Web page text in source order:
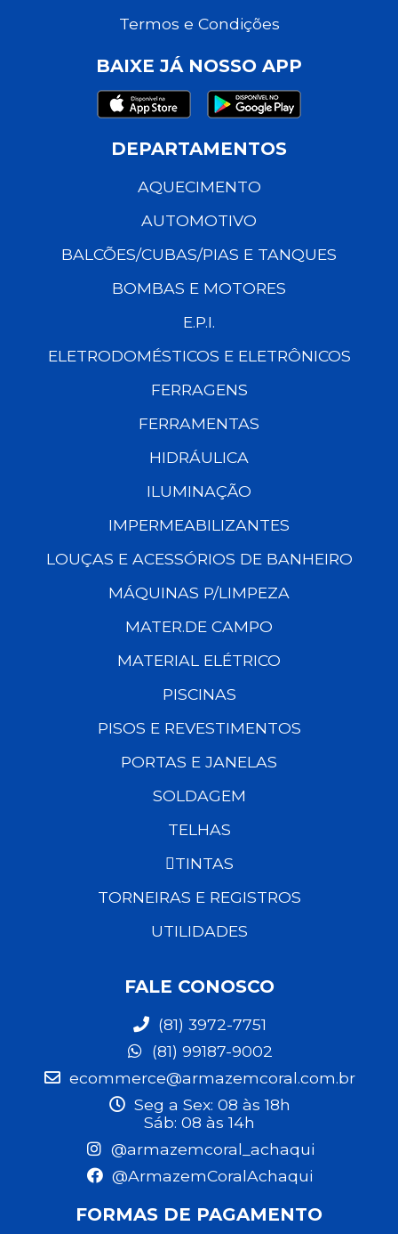
Termos e Condições
BAIXE JÁ NOSSO APP
DEPARTAMENTOS
AQUECIMENTO
AUTOMOTIVO
BALCÕES/CUBAS/PIAS E TANQUES
BOMBAS E MOTORES
E.P.I.
ELETRODOMÉSTICOS E ELETRÔNICOS
FERRAGENS
FERRAMENTAS
HIDRÁULICA
ILUMINAÇÃO
IMPERMEABILIZANTES
LOUÇAS E ACESSÓRIOS DE BANHEIRO
MÁQUINAS P/LIMPEZA
MATER.DE CAMPO
MATERIAL ELÉTRICO
PISCINAS
PISOS E REVESTIMENTOS
PORTAS E JANELAS
SOLDAGEM
TELHAS
TINTAS
TORNEIRAS E REGISTROS
UTILIDADES
FALE CONOSCO
(81) 3972-7751
(81) 99187-9002
ecommerce@armazemcoral.com.br
Seg a Sex: 08 às 18h
Sáb: 08 às 14h
@armazemcoral_achaqui
@ArmazemCoralAchaqui
FORMAS DE PAGAMENTO